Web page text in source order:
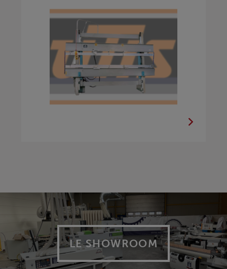
LE SHOWROOM